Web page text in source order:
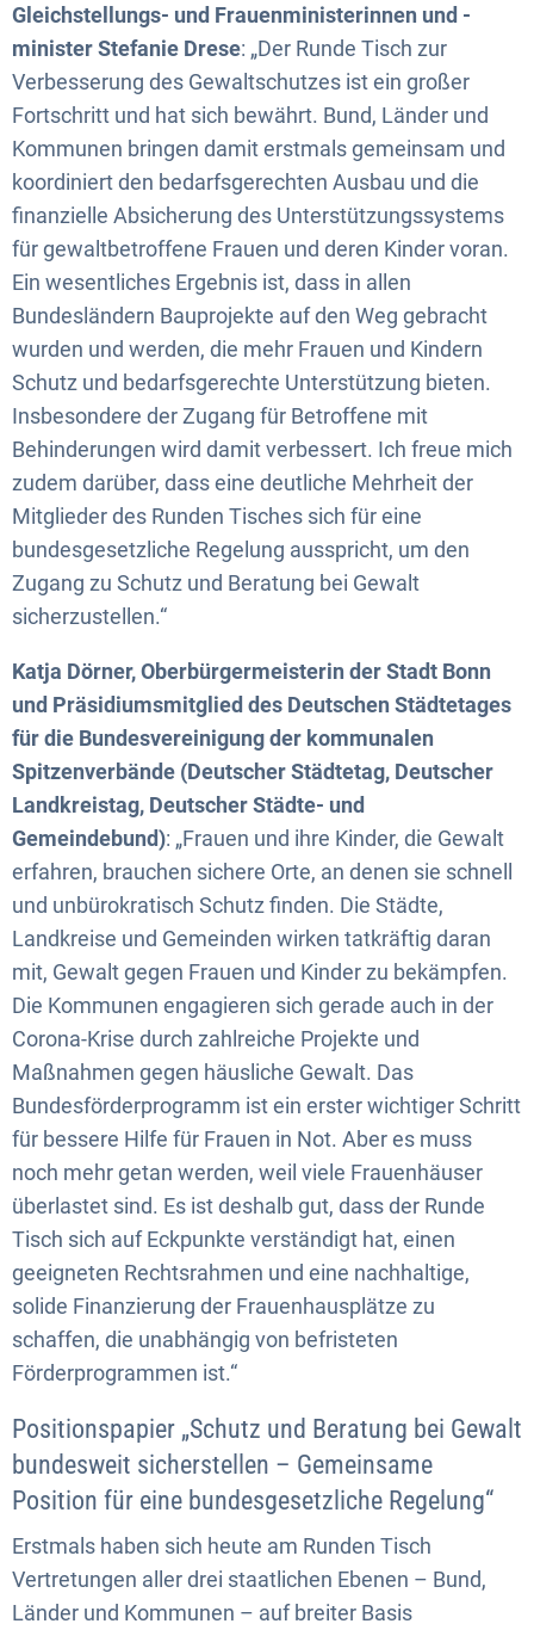
Gleichstellungs- und Frauenministerinnen und -
minister Stefanie Drese: „Der Runde Tisch zur
Verbesserung des Gewaltschutzes ist ein großer
Fortschritt und hat sich bewährt. Bund, Länder und
Kommunen bringen damit erstmals gemeinsam und
koordiniert den bedarfsgerechten Ausbau und die
finanzielle Absicherung des Unterstützungssystems
für gewaltbetroffene Frauen und deren Kinder voran.
Ein wesentliches Ergebnis ist, dass in allen
Bundesländern Bauprojekte auf den Weg gebracht
wurden und werden, die mehr Frauen und Kindern
Schutz und bedarfsgerechte Unterstützung bieten.
Insbesondere der Zugang für Betroffene mit
Behinderungen wird damit verbessert. Ich freue mich
zudem darüber, dass eine deutliche Mehrheit der
Mitglieder des Runden Tisches sich für eine
bundesgesetzliche Regelung ausspricht, um den
Zugang zu Schutz und Beratung bei Gewalt
sicherzustellen.“
Katja Dörner, Oberbürgermeisterin der Stadt Bonn
und Präsidiumsmitglied des Deutschen Städtetages
für die Bundesvereinigung der kommunalen
Spitzenverbände (Deutscher Städtetag, Deutscher
Landkreistag, Deutscher Städte- und
Gemeindebund): „Frauen und ihre Kinder, die Gewalt
erfahren, brauchen sichere Orte, an denen sie schnell
und unbürokratisch Schutz finden. Die Städte,
Landkreise und Gemeinden wirken tatkräftig daran
mit, Gewalt gegen Frauen und Kinder zu bekämpfen.
Die Kommunen engagieren sich gerade auch in der
Corona-Krise durch zahlreiche Projekte und
Maßnahmen gegen häusliche Gewalt. Das
Bundesförderprogramm ist ein erster wichtiger Schritt
für bessere Hilfe für Frauen in Not. Aber es muss
noch mehr getan werden, weil viele Frauenhäuser
überlastet sind. Es ist deshalb gut, dass der Runde
Tisch sich auf Eckpunkte verständigt hat, einen
geeigneten Rechtsrahmen und eine nachhaltige,
solide Finanzierung der Frauenhausplätze zu
schaffen, die unabhängig von befristeten
Förderprogrammen ist.“
Positionspapier „Schutz und Beratung bei Gewalt
bundesweit sicherstellen – Gemeinsame
Position für eine bundesgesetzliche Regelung“
Erstmals haben sich heute am Runden Tisch
Vertretungen aller drei staatlichen Ebenen – Bund,
Länder und Kommunen – auf breiter Basis